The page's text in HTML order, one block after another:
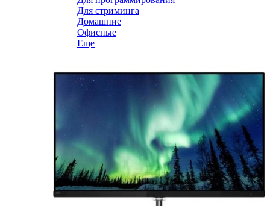
Для стриминга
Домашние
Офисные
Еще